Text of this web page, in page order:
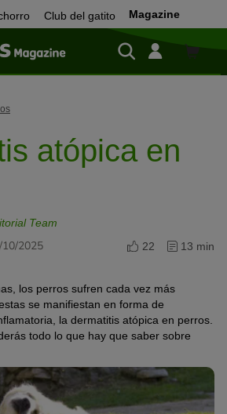
Club del gatito Magazine
Tienda
atópica en
Team
2025 22 13 min
los perros sufren cada vez más
se manifiestan en forma de
la dermatitis atópica en perros.
todo lo que hay que saber sobre